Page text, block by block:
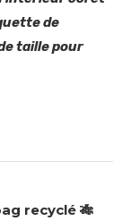
de
taille pour
recyclé 🎋